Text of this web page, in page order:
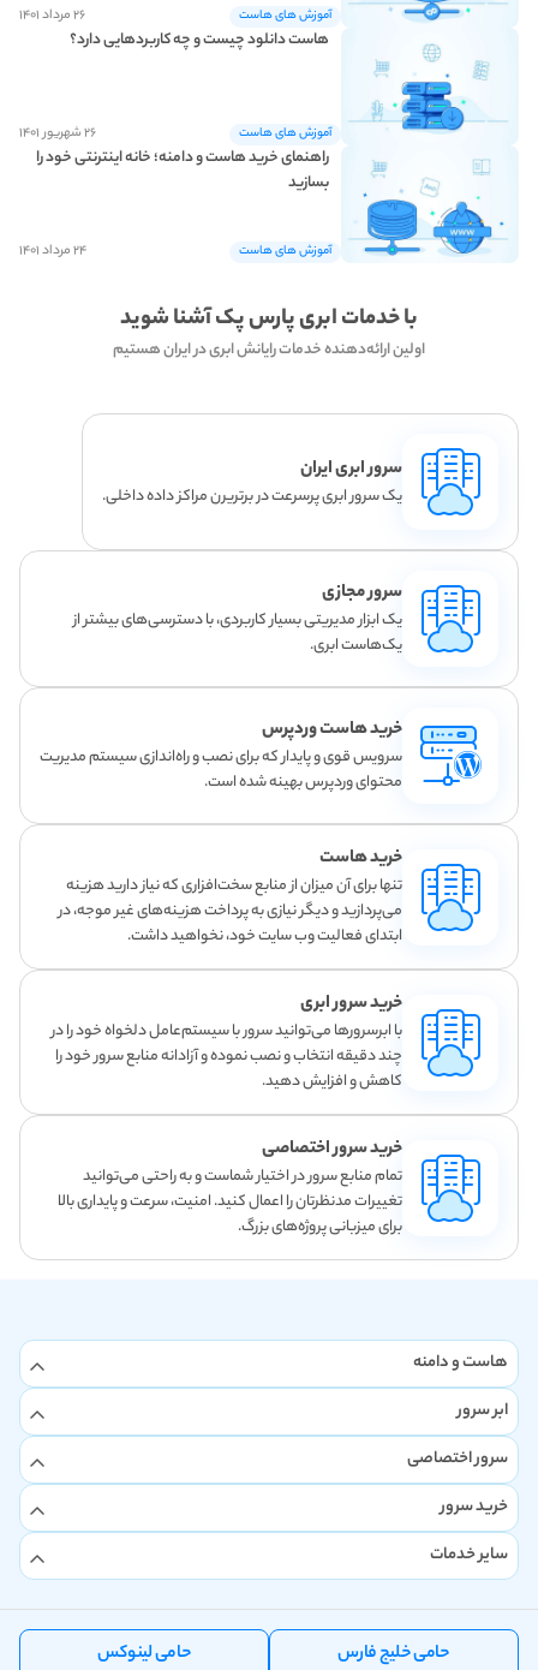
آموزش های هاست ۲۶ مرداد ۱۴۰۱
آموزش های هاست ۲۶ شهریور ۱۴۰۱
هاست دانلود چیست و چه کاربردهایی دارد؟
آموزش های هاست ۲۴ مرداد ۱۴۰۱
راهنمای خرید هاست و دامنه؛ خانه اینترنتی خود را
بسازید
با خدمات ابری پارس پک آشنا شوید
اولین ارائه‌دهنده خدمات رایانش ابری در ایران هستیم
سرور ابری ایران
یک سرور ابری پرسرعت در برتریرن مراکز داده داخلی.
سرور مجازی
یک ابزار مدیریتی بسیار کاربردی، با دسترسی‌های بیشتر از
یک‌هاست ابری.
خرید هاست وردپرس
سرویس قوی و پایدار که برای نصب و راه‌اندازی سیستم مدیریت
محتوای وردپرس بهینه شده است.
خرید هاست
تنها برای آن میزان از منابع سخت‌افزاری که نیاز دارید هزینه
می‌پردازید و دیگر نیازی به پرداخت هزینه‌های غیر موجه، در
ابتدای فعالیت وب سایت خود، نخواهید داشت.
خرید سرور ابری
با ابرسرورها می‌توانید سرور با سیستم‌عامل دلخواه خود را در
چند دقیقه انتخاب و نصب نموده و آزادانه منابع سرور خود را
کاهش و افزایش دهید.
خرید سرور اختصاصی
تمام منابع سرور در اختیار شماست و به راحتی می‌توانید
تغییرات مدنظرتان را اعمال کنید. امنیت، سرعت و پایداری بالا
برای میزبانی پروژه‌های بزرگ.
هاست و دامنه
ابر سرور
سرور اختصاصی
خرید سرور
سایر خدمات
حامی خلیج فارس حامی لینوکس